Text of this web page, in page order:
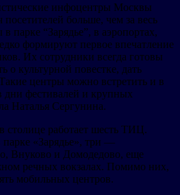
инфоцентры Москвы
больше, чем за весь
парке “Зарядье”, в аэропортах,
формируют первое впечатление
Их сотрудники всегда готовы
о культурной повестке, дать
центры можно встретить и в
дни фестивалей и крупных
Наталья Сергунина.
столице работает шесть ТИЦ.
«Зарядье», три —
Внуково и Домодедово, еще
речных вокзалах. Помимо них,
мобильных центров.